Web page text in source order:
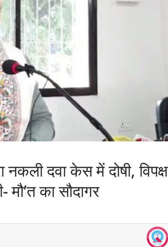
दवा केस में दोषी, विपक्ष
मौ’त का सौदागर